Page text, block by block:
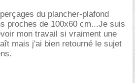
du plancher-plafond
proches de 100x60 cm...Je suis
mon travail si vraiment une
mais j'ai bien retourné le sujet